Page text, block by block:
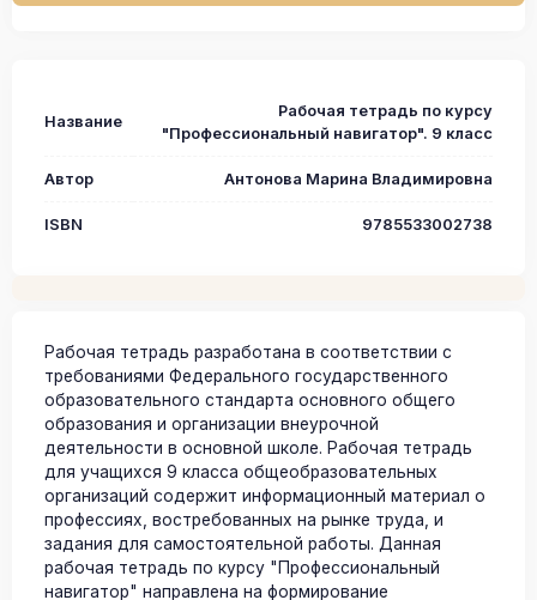
Название
Рабочая тетрадь по курсу
"Профессиональный навигатор". 9 класс
Автор Антонова Марина Владимировна
ISBN 9785533002738
Рабочая тетрадь разработана в соответствии с
требованиями Федерального государственного
образовательного стандарта основного общего
образования и организации внеурочной
деятельности в основной школе. Рабочая тетрадь
для учащихся 9 класса общеобразовательных
организаций содержит информационный материал о
профессиях, востребованных на рынке труда, и
задания для самостоятельной работы. Данная
рабочая тетрадь по курсу "Профессиональный
навигатор" направлена на формирование